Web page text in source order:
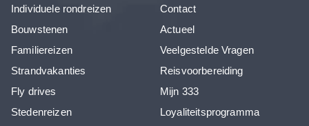
Individuele rondreizen
Bouwstenen
Familiereizen
Strandvakanties
Fly drives
Stedenreizen
Contact
Actueel
Veelgestelde Vragen
Reisvoorbereiding
Mijn 333
Loyaliteitsprogramma